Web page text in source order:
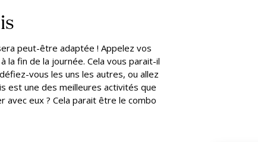
peut-être adaptée ! Appelez vos
la fin de la journée. Cela vous parait-il
vous les uns les autres, ou allez
est une des meilleures activités que
avec eux ? Cela parait être le combo